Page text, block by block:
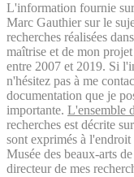
L'information fournie
Marc Gauthier sur le
recherches réalisées
maîtrise et de mon
entre 2007 et 2019. Si
n'hésitez pas à me
documentation que je
importante. L'ensemble
recherches est décrite
sont exprimés à
Musée des beaux-arts
directeur de mes